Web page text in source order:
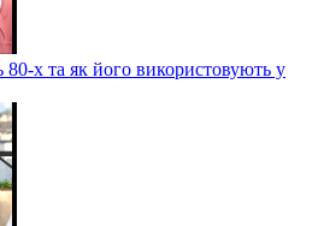
х та як його використовують у